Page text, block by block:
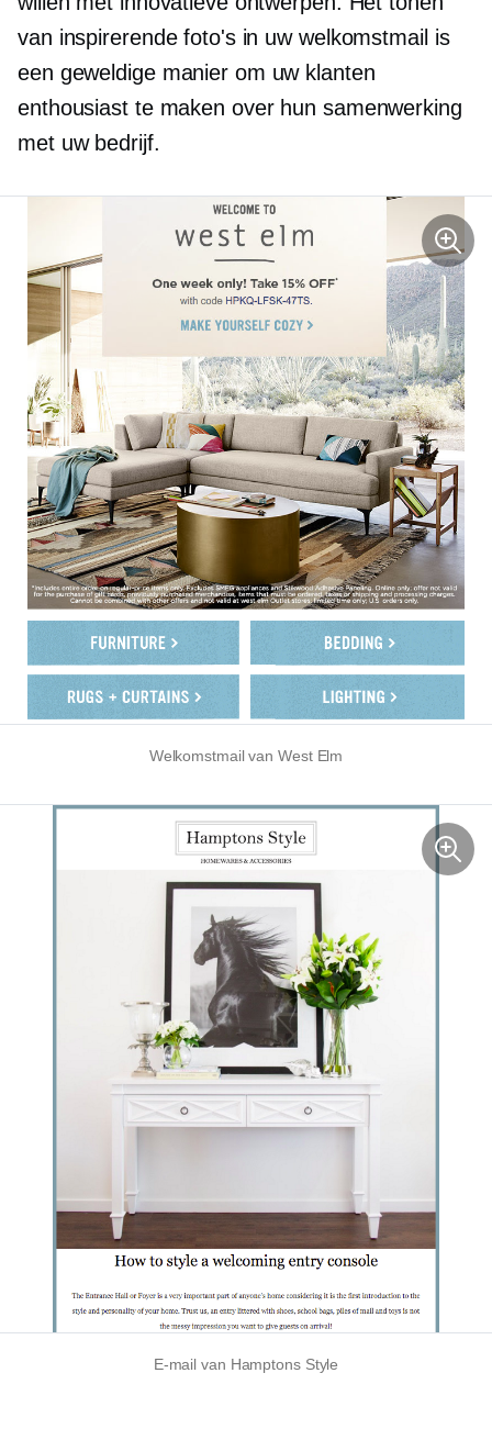
van inspirerende foto's in uw welkomstmail is
een geweldige manier om uw klanten
enthousiast te maken over hun samenwerking
met uw bedrijf.
Welkomstmail van West Elm
E-mail van Hamptons Style